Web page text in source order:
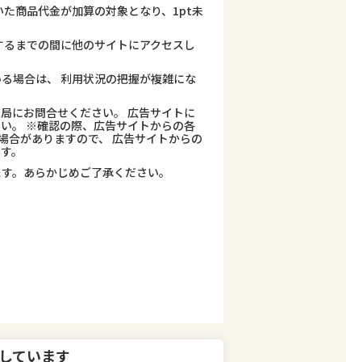
商品代金が加算の対象となり、1pt未
までの間に他のサイトにアクセスし
場合は、 利用状況の把握が複雑にな
にお問合せください。 広告サイトに
。 ※確認の際、広告サイトからの各
合がありますので、 広告サイトからの
。
。あらかじめご了承ください。
ています